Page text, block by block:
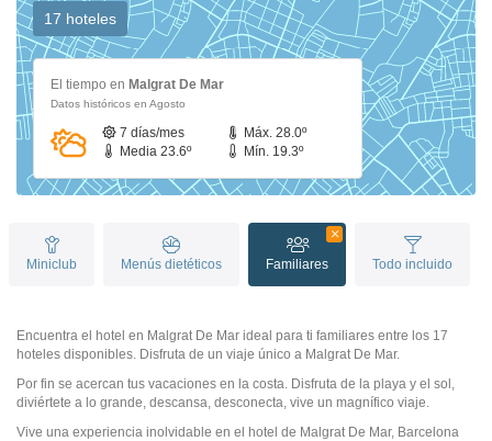
17 hoteles
El tiempo en Malgrat De Mar
Datos históricos en Agosto
7 días/mes
Máx. 28.0º
Media 23.6º
Mín. 19.3º
Miniclub Menús dietéticos Familiares Todo incluido
Encuentra el hotel en Malgrat De Mar ideal para ti familiares entre los 17
hoteles disponibles. Disfruta de un viaje único a Malgrat De Mar.
Por fin se acercan tus vacaciones en la costa. Disfruta de la playa y el sol,
diviértete a lo grande, descansa, desconecta, vive un magnífico viaje.
Vive una experiencia inolvidable en el hotel de Malgrat De Mar, Barcelona